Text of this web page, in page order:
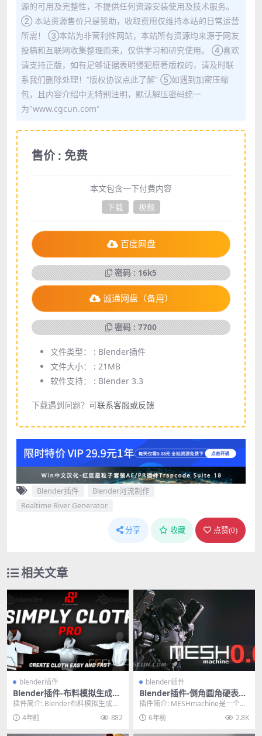
源的可用及完整性，不提供任何资源安装使用及技术服务。
② 本站资源售价只是赞助，收取费用仅维持本站的日常运营
所需！ ③本站为非营利性网站，本站所有资源均来源于网友
投稿和互联网收集整理而来，仅供学习和研究使用。 ④喜欢
请支持正版，如有足够证据表明侵犯原著版权的，请及时联
系我们删除处理！“版权协议点此了解” ⑤如遇到加密压缩
包，且内容介绍中无特别注明，默认解压密码统一
为"www.cgcun.com"
售价 : 免费
本文包含一下付费内容
下载
视频
百度网盘
密码 : 16k5
诚通网盘（备用）
密码 : 7700
文件类型： : Blender插件
文件大小： : 21MB
软件支持： : Blender 3.3
下载遇到问题？可联系客服或反馈
Blender插件
Blender河流制作
Realtime River Generator
分享 收藏 点赞(0)
相关文章
blender插件
Blender插件-布料模拟生成器
插件 Simply Cloth Pro v2.4
含预设
插件简介: Blender布料模拟生成器
插件 Simply Cloth Pro ...
4年前 882
blender插件
Blender插件-倒角圆角硬表面
网格建模插件 MESHmachine
v0.6.13
插件简介: MESHmachine是一个Bl
ender网格建模插件，专注于硬表
面...6年前 2.8K